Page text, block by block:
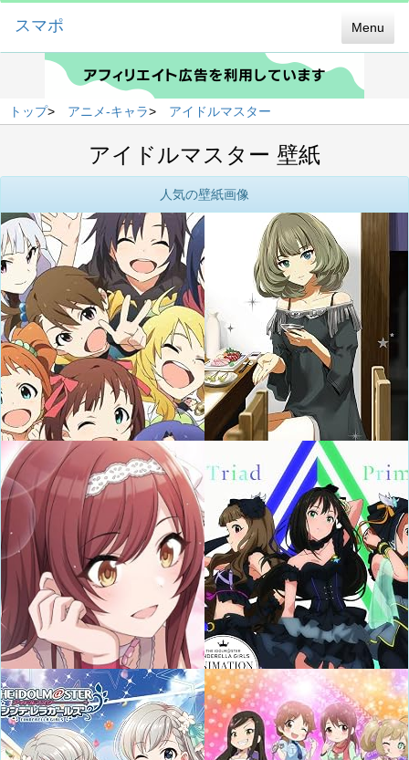
Menu
スマポ
トップ> アニメ-キャラ> アイドルマスター
アイドルマスター 壁紙
人気の壁紙画像